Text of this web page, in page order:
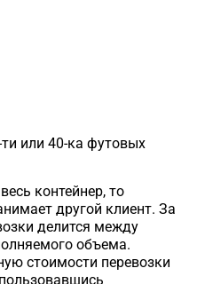
или 40-ка футовых
контейнер, то
другой клиент. За
делится между
объема.
стоимости перевозки